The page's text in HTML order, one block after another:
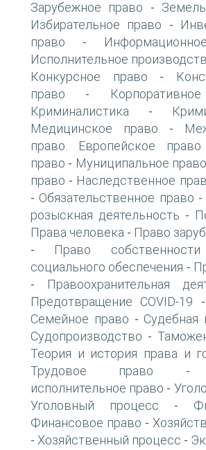
Зарубежное право -
Избирательное право -
право -
Исполнительное
Конкурсное право -
право -
Криминалистика -
Медицинское право -
право. Европейское право
право - Муниципальное право
право - Наследственное
- Обязательственное право -
розыскная деятельность -
Права человека - Право
- Право собственности
социального обеспечения -
- Правоохранительная
Предотвращение COVID-19 -
Семейное право - Судебная
Судопроизводство -
Теория и история права и
Трудовое право
исполнительное право -
Уголовный процесс -
Финансовое право -
- Хозяйственный процесс -